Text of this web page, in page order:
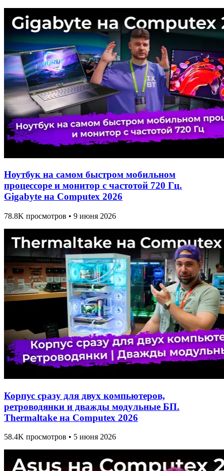
Ноутбук на самом быстром мобильном
процессоре и монитор с частотой 720 Гц.
Gigabyte на Computex 2026
78.8K просмотров • 9 июня 2026
Корпус сразу для двух компьютеров,
ретроводянки и дважды модульные БП.
Thermaltake на Computex 2026
58.4K просмотров • 5 июня 2026